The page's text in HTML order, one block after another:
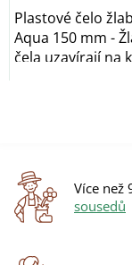
Plastové čelo
Aqua 150 mm -
čela uzavírají na
Více než
sousedů